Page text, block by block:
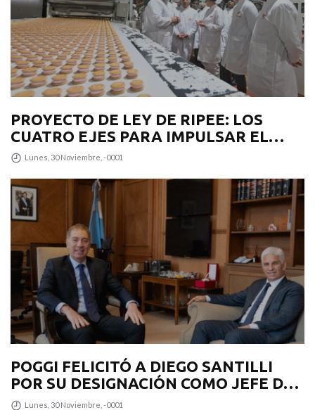
PROYECTO DE LEY DE RIPEE: LOS
CUATRO EJES PARA IMPULSAR EL
DESARROLLO PRODUCTIVO EN LA
Lunes, 30 Noviembre, -0001
POGGI FELICITÓ A DIEGO SANTILLI
POR SU DESIGNACIÓN COMO JEFE DE
GABINETE
Lunes, 30 Noviembre, -0001